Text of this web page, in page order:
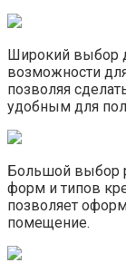
Широкий выбор
возможности
позволяя
удобным для
Большой выбор
форм и типов
позволяет
помещение.